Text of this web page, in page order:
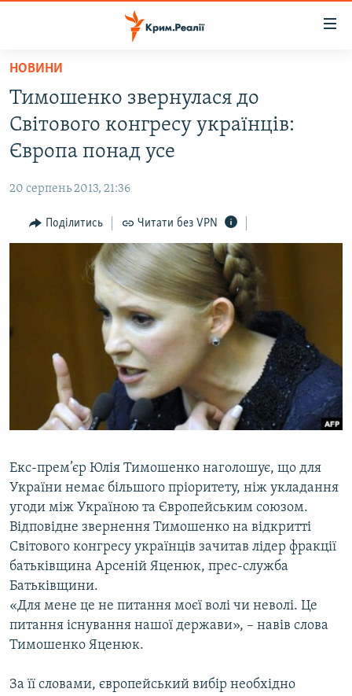
Перейти
основного
матеріалу
Перейти
до
основної
навігації
Перейти
до
ВІДЕО ТА ФОТО
БЛОГИ
ПОГЛЯД
СПЕЦПРОЕКТИ
ВІДЕОУРОКИ «ELIFBE»
СВІДЧЕННЯ ОКУПАЦІЇ
УКРАЇНСЬКА ПРОБЛЕМА КРИМУ
ЯК ОБІЙТИ БЛОКУВАННЯ
Русский
Qırımtatar
Усі сайти RFE/RL
НОВИНИ
Тимошенко звернулася до
Світового конгресу українців:
Європа понад усе
20 серпень 2013, 21:36
Поділитись Читати без VPN
Екс-прем’єр Юлія Тимошенко наголошує, що для
України немає більшого пріоритету, ніж укладання
угоди між Україною та Європейським союзом.
Відповідне звернення Тимошенко на відкритті
Світового конгресу українців зачитав лідер фракції
батьківщина Арсеній Яценюк, прес-служба
Батьківщини.
«Для мене це не питання моєї волі чи неволі. Це
питання існування нашої держави», – навів слова
Тимошенко Яценюк.
За її словами, європейський вибір необхідно